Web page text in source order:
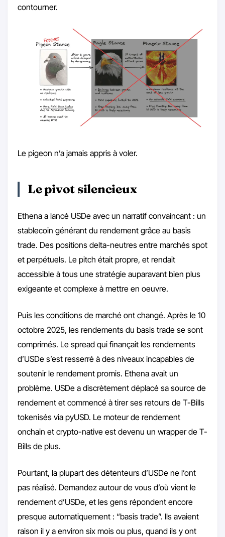
contourner.
Le pigeon n’a jamais appris à voler.
Le pivot silencieux
Ethena a lancé USDe avec un narratif convaincant : un
stablecoin générant du rendement grâce au basis
trade. Des positions delta-neutres entre marchés spot
et perpétuels. Le pitch était propre, et rendait
accessible à tous une stratégie auparavant bien plus
exigeante et complexe à mettre en oeuvre.
Puis les conditions de marché ont changé. Après le 10
octobre 2025, les rendements du basis trade se sont
comprimés. Le spread qui finançait les rendements
d’USDe s’est resserré à des niveaux incapables de
soutenir le rendement promis. Ethena avait un
problème. USDe a discrètement déplacé sa source de
rendement et commencé à tirer ses retours de T-Bills
tokenisés via pyUSD. Le moteur de rendement
onchain et crypto-native est devenu un wrapper de T-
Bills de plus.
Pourtant, la plupart des détenteurs d’USDe ne l’ont
pas réalisé. Demandez autour de vous d’où vient le
rendement d’USDe, et les gens répondent encore
presque automatiquement : “basis trade”. Ils avaient
raison il y a environ six mois ou plus, quand ils y ont